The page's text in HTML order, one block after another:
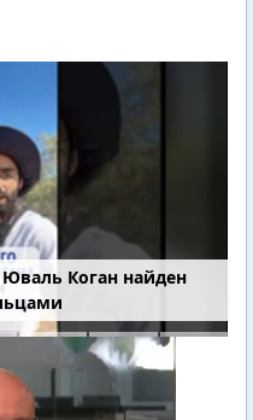
Коган найден